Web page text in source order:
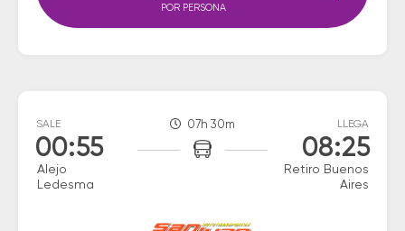
POR PERSONA
SALE
00:55
Alejo
Ledesma
07h 30m LLEGA
08:25
Retiro Buenos
Aires